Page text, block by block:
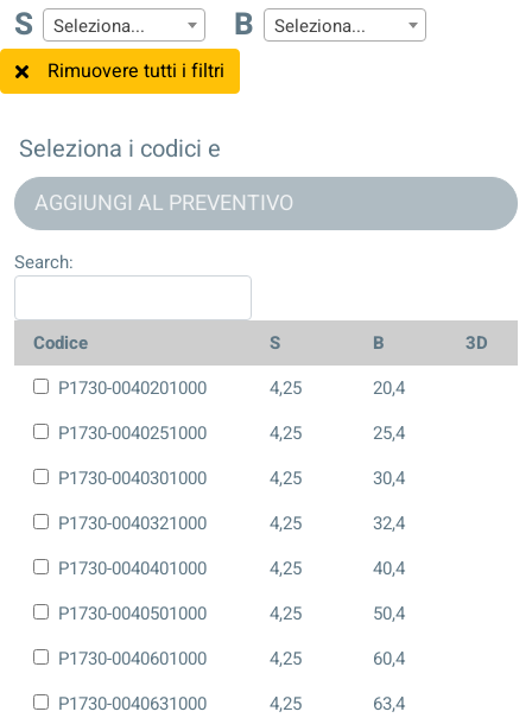
S Seleziona... B Seleziona...
Rimuovere tutti i filtri
Seleziona i codici e
AGGIUNGI AL PREVENTIVO
Search:
Codice S B
3D
P1730-0040201000
4,25
20,4
P1730-0040251000
4,25
25,4
P1730-0040301000
4,25
30,4
P1730-0040321000
4,25
32,4
P1730-0040401000
4,25
40,4
P1730-0040501000
4,25
50,4
P1730-0040601000
4,25
60,4
P1730-0040631000
4,25
63,4